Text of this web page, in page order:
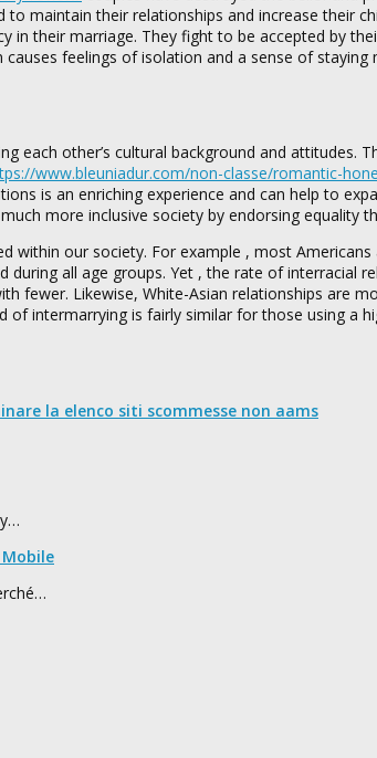
maintain their relationships and increase their
in their marriage. They fight to be accepted by
feelings of isolation and a sense of staying
each other’s cultural background and attitudes.
www.bleuniadur.com/non-classe/romantic-
is an enriching experience and can help to
more inclusive society by endorsing equality
within our society. For example , most
all age groups. Yet , the rate of interracial
fewer. Likewise, White-Asian relationships are
of intermarrying is fairly similar for those using a
la elenco siti scommesse non aams